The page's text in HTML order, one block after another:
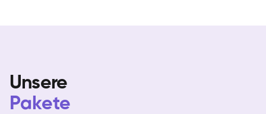
Unsere
Pakete